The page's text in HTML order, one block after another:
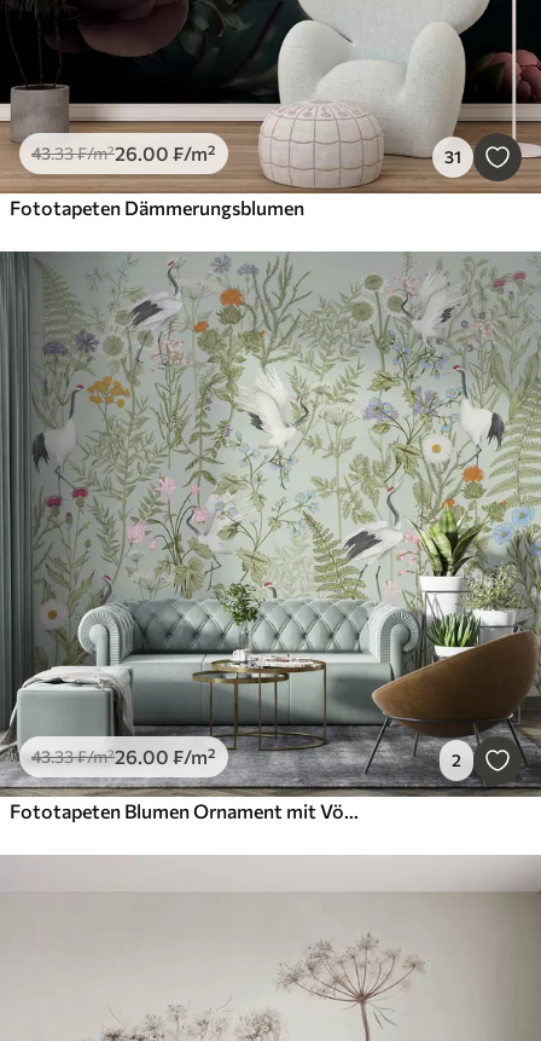
43.33₣/m²26.00 ₣/m² 31
Fototapeten Dämmerungsblumen
43.33₣/m²26.00 ₣/m² 2
Fototapeten Blumen Ornament mit Vögeln, rustikalen Stil, botanische, Wiese, blauer Hintergrund